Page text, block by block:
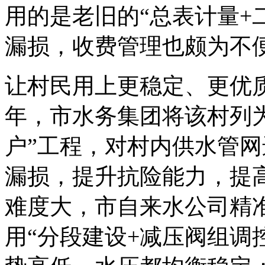
用的是老旧的“总表计量+
漏损，收费管理也颇为不
让村民用上更稳定、更优
年，市水务集团将该村列
户”工程，对村内供水管
漏损，提升抗险能力，提
难度大，市自来水公司精
用“分段建设+减压阀组调